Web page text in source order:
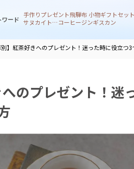
ワード
手作りプレゼント飛騨布 小物ギフトセッ
サヌカイト 風鈴コーヒージンギスカン
別】紅茶好きへのプレゼント！迷った時に役立つ
へのプレゼント！迷